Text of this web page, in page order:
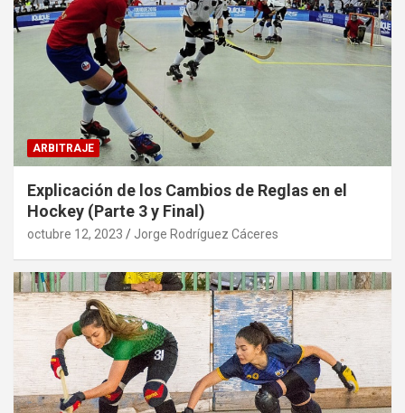
ARBITRAJE
Explicación de los Cambios de Reglas en el
Hockey (Parte 3 y Final)
octubre 12, 2023 Jorge Rodríguez Cáceres